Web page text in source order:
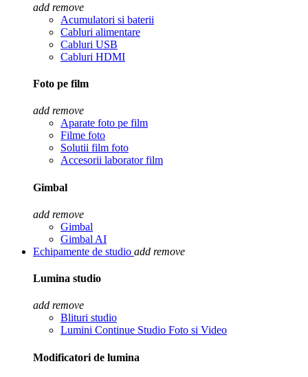
add remove
Acumulatori si baterii
Cabluri alimentare
Cabluri USB
Cabluri HDMI
Foto pe film
add remove
Aparate foto pe film
Filme foto
Solutii film foto
Accesorii laborator film
Gimbal
add remove
Gimbal
Gimbal AI
Echipamente de studio add remove
Lumina studio
add remove
Blituri studio
Lumini Continue Studio Foto si Video
Modificatori de lumina